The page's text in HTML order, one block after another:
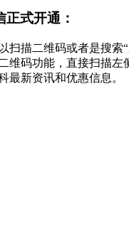
式开通：
扫描二维码或者是搜索
维码功能，直接扫描左
最新资讯和优惠信息。